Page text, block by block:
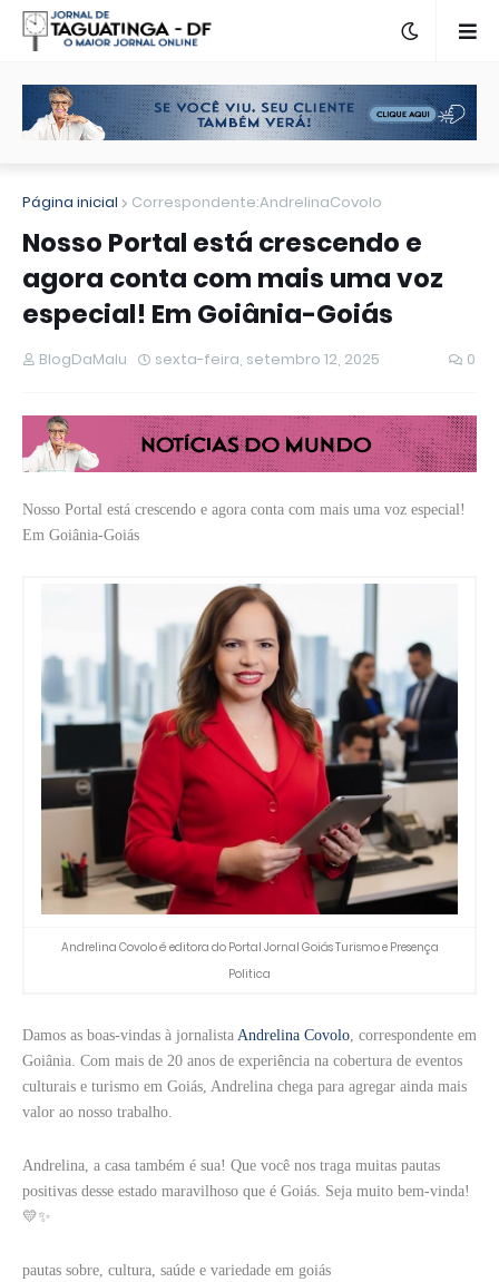
Página inicial Correspondente:AndrelinaCovolo
Nosso Portal está crescendo e
agora conta com mais uma voz
especial! Em Goiânia-Goiás
BlogDaMalu sexta-feira, setembro 12, 2025 0
Nosso Portal está crescendo e agora conta com mais uma voz especial!
Em Goiânia-Goiás
Andrelina Covolo é editora do Portal Jornal Goiás Turismo e Presença
Politica
Damos as boas-vindas à jornalista Andrelina Covolo , correspondente em
Goiânia. Com mais de 20 anos de experiência na cobertura de eventos
culturais e turismo em Goiás, Andrelina chega para agregar ainda mais
valor ao nosso trabalho.
Andrelina, a casa também é sua! Que você nos traga muitas pautas
positivas desse estado maravilhoso que é Goiás. Seja muito bem-vinda!
💛✨
pautas sobre, cultura, saúde e variedade em goiás